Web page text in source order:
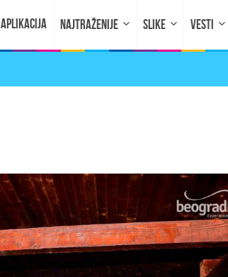
APLIKACIJA NAJTRAŽENIJE SLIKE VESTI